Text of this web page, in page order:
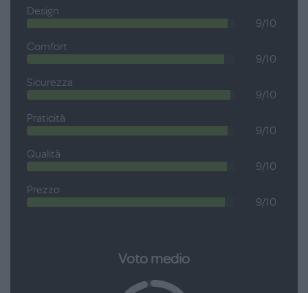
una zip è stata idealizzata per stimolare l’autonomia del
doppia altezza.
Incluso materasso
Design
9/10
Comfort
9/10
Sicurezza
9/10
Praticità
9/10
Qualità
9/10
Prezzo
9/10
Voto medio